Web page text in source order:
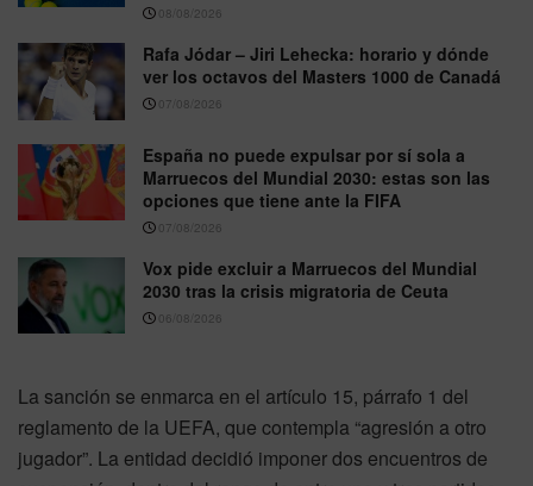
08/08/2026
Rafa Jódar – Jiri Lehecka: horario y dónde
ver los octavos del Masters 1000 de Canadá
07/08/2026
España no puede expulsar por sí sola a
Marruecos del Mundial 2030: estas son las
opciones que tiene ante la FIFA
07/08/2026
Vox pide excluir a Marruecos del Mundial
2030 tras la crisis migratoria de Ceuta
06/08/2026
La sanción se enmarca en el artículo 15, párrafo 1 del
reglamento de la UEFA, que contempla “agresión a otro
jugador”. La entidad decidió imponer dos encuentros de